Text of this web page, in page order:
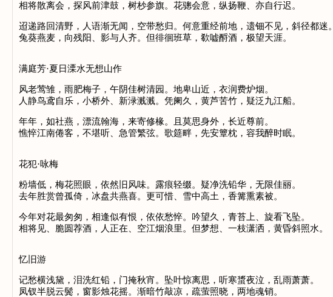
相将散离会，探风前津鼓，树杪参旗。花骢会意，纵扬鞭、亦自行迟。
迢递路回清野，人语渐无闻，空带愁归。何意重经前地，遗钿不见，斜径都迷。
兔葵燕麦，向残阳、影与人齐。但徘徊班草，欷嘘酹酒，极望天涯。
满庭芳·夏日溧水无想山作
风老莺雏，雨肥梅子，午阴佳树清园。地卑山近，衣润费炉烟。
人静鸟鸢自乐，小桥外、新渌溅溅。凭阑久，黄芦苦竹，疑泛九江船。
年年，如社燕，漂流翰海，来寄修椽。且莫思身外，长近尊前。
憔悴江南倦客，不堪听、急管繁弦。歌筵畔，先安簟枕，容我醉时眠。
花犯·咏梅
粉墙低，梅花照眼，依然旧风味。露痕轻缀。疑净洗铅华，无限佳丽。
去年胜赏曾孤倚，冰盘共燕喜。更可惜、雪中高土，香篝熏素被。
今年对花最匆匆，相逢似有恨，依依愁悴。吟望久，青苔上、旋看飞坠。
相将见、脆圆荐酒，人正在、空江烟浪里。但梦想、一枝潇洒，黄昏斜照水。
忆旧游
记愁横浅黛，泪洗红铅，门掩秋宵。坠叶惊离思，听寒螀夜泣，乱雨萧萧。
凤钗半脱云鬓，窗影烛花摇。渐暗竹敲凉，疏萤照晓，两地魂销。